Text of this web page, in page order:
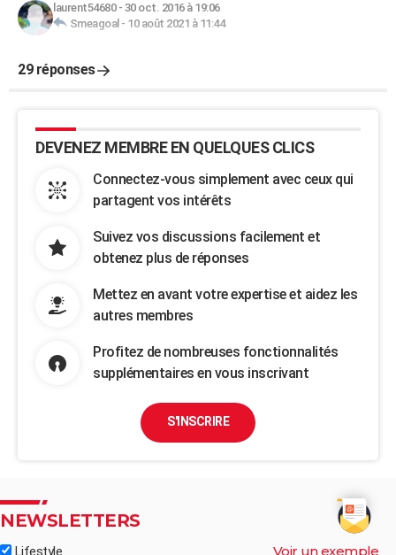
laurent54680- 30 oct. 2016 à 19:06
Smeagoal - 10 août 2021 à 11:44
29 réponses
DEVENEZ MEMBRE EN QUELQUES CLICS
Connectez-vous simplement avec ceux qui
partagent vos intérêts
Suivez vos discussions facilement et
obtenez plus de réponses
Mettez en avant votre expertise et aidez les
autres membres
Profitez de nombreuses fonctionnalités
supplémentaires en vous inscrivant
S'INSCRIRE
NEWSLETTERS
Lifestyle Voir un exemple